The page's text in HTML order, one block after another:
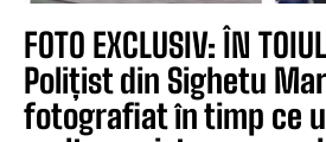
FOTO EXCLUSIV: ÎN
Polițist din Sighetu
fotografiat în timp ce